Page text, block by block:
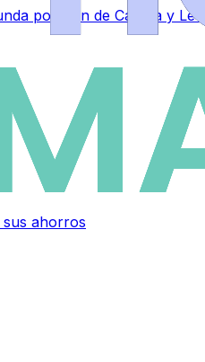
posición de Castilla y León
sus ahorros